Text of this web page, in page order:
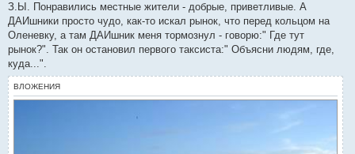
З.Ы. Понравились местные жители - добрые, приветливые. А
ДАИшники просто чудо, как-то искал рынок, что перед кольцом на
Оленевку, а там ДАИшник меня тормознул - говорю:" Где тут
рынок?". Так он остановил первого таксиста:" Объясни людям, где,
куда...".
ВЛОЖЕНИЯ